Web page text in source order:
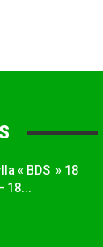
« BDS » 18
18...